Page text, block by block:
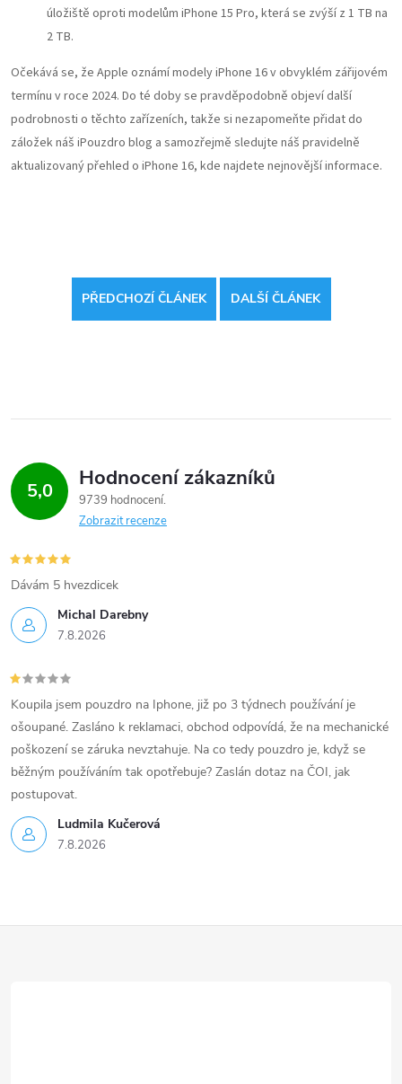
úložiště oproti modelům iPhone 15 Pro, která se zvýší z 1 TB na
2 TB.
Očekává se, že Apple oznámí modely iPhone 16 v obvyklém zářijovém
termínu v roce 2024. Do té doby se pravděpodobně objeví další
podrobnosti o těchto zařízeních, takže si nezapomeňte přidat do
záložek náš iPouzdro blog a samozřejmě sledujte náš pravidelně
aktualizovaný přehled o iPhone 16, kde najdete nejnovější informace.
PŘEDCHOZÍ ČLÁNEK DALŠÍ ČLÁNEK
5,0 Hodnocení zákazníků
9739 hodnocení
Zobrazit recenze
Michal Darebny
7.8.2026
Dávám 5 hvezdicek
Ludmila Kučerová
7.8.2026
Koupila jsem pouzdro na Iphone, již po 3 týdnech používání je
ošoupané. Zasláno k reklamaci, obchod odpovídá, že na mechanické
poškození se záruka nevztahuje. Na co tedy pouzdro je, když se
běžným používáním tak opotřebuje? Zaslán dotaz na ČOI, jak
postupovat.